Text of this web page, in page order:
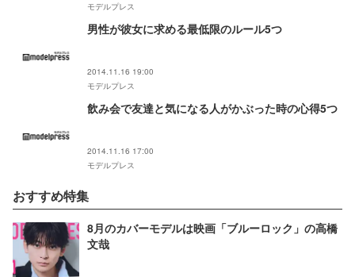
モデルプレス
男性が彼女に求める最低限のルール5つ
2014.11.16 19:00
モデルプレス
飲み会で友達と気になる人がかぶった時の心得5つ
2014.11.16 17:00
モデルプレス
おすすめ特集
8月のカバーモデルは映画「ブルーロック」の高橋
文哉